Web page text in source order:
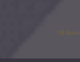
58